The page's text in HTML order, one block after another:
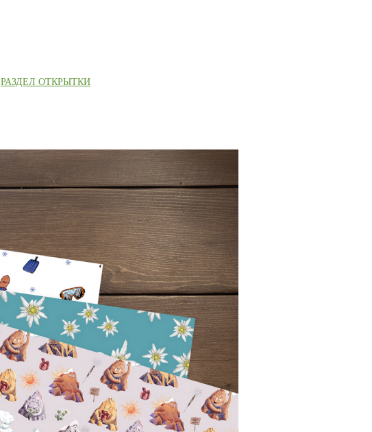
РАЗДЕЛ ОТКРЫТКИ